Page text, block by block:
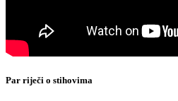
Par riječi o stihovima